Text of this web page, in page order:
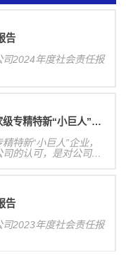
告
2024年度社会责任报
喜报！公司通过国家级专精特新“小巨人”企业认定！
特新“小巨人”企业，
的认可，是对公司研
告
2023年度社会责任报